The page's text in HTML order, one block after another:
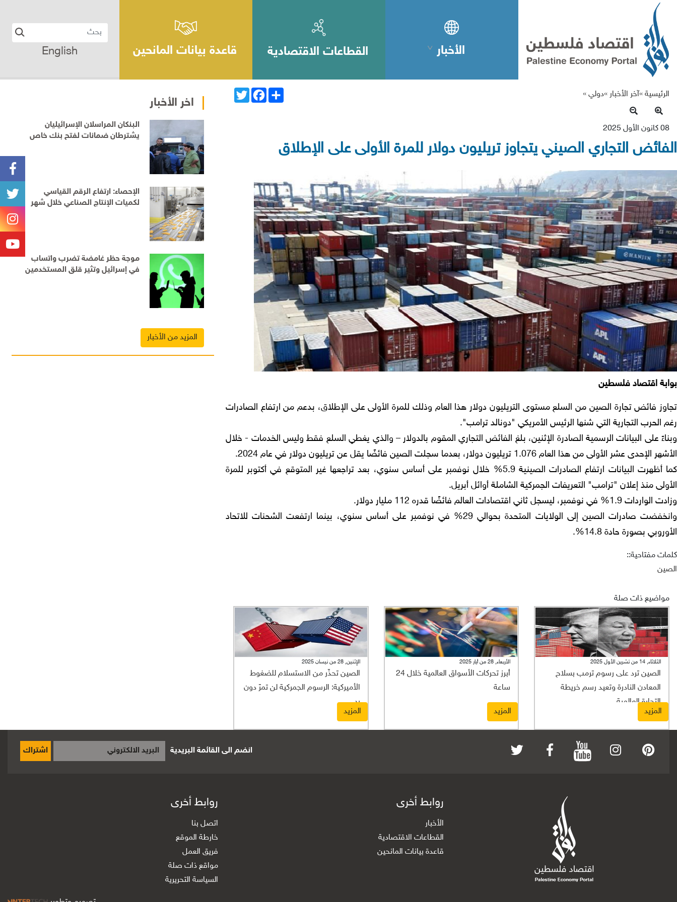
الأخبار القطاعات الاقتصادية قاعدة بيانات المانحين English
الرئيسية »آخر الأخبار »دولي »
Twitter
FacebookShare
08 كانون الأول 2025
الفائض التجاري الصيني يتجاوز تريليون دولار للمرة الأولى على الإطلاق
بوابة اقتصاد فلسطين
تجاوز فائض تجارة الصين من السلع مستوى التريليون دولار هذا العام وذلك للمرة الأولى على الإطلاق، بدعم من ارتفاع الصادرات
رغم الحرب التجارية التي شنها الرئيس الأمريكي "دونالد ترامب".
وبناءً على البيانات الرسمية الصادرة الإثنين، بلغ الفائض التجاري المقوم بالدولار – والذي يغطي السلع فقط وليس الخدمات - خلال
الأشهر الإحدى عشر الأولى من هذا العام 1.076 تريليون دولار، بعدما سجلت الصين فائضًا يقل عن تريليون دولار في عام 2024.
كما أظهرت البيانات ارتفاع الصادرات الصينية 5.9% خلال نوفمبر على أساس سنوي، بعد تراجعها غير المتوقع في أكتوبر للمرة
الأولى منذ إعلان "ترامب" التعريفات الجمركية الشاملة أوائل أبريل.
وزادت الواردات 1.9% في نوفمبر، ليسجل ثاني اقتصادات العالم فائضًا قدره 112 مليار دولار.
وانخفضت صادرات الصين إلى الولايات المتحدة بحوالي 29% في نوفمبر على أساس سنوي، بينما ارتفعت الشحنات للاتحاد
الأوروبي بصورة حادة 14.8%.
كلمات مفتاحية::
الصين
مواضيع ذات صلة
الثلاثاء, 14 من تشرين الأول 2025
الصين ترد على رسوم ترمب بسلاح
المعادن النادرة وتعيد رسم خريطة
التجارة العالمية
المزيد
الأربعاء, 28 من أيار 2025
أبرز تحركات الأسواق العالمية خلال 24
ساعة
المزيد
الإثنين, 28 من نيسان 2025
الصين تحذّر من الاستسلام للضغوط
الأميركية: الرسوم الجمركية لن تمرّ دون
رد
المزيد
اخر الأخبار
البنكان المراسلان الإسرائيليان
يشترطان ضمانات لفتح بنك خاص
الإحصاء: ارتفاع الرقم القياسي
لكميات الإنتاج الصناعي خلال شهر
موجة حظر غامضة تضرب واتساب
في إسرائيل وتثير قلق المستخدمين
المزيد من الأخبار
انضم الى القائمة البريدية اشتراك
روابط أخرى
الأخبار
القطاعات الاقتصادية
قاعدة بيانات المانحين
روابط أخرى
اتصل بنا
خارطة الموقع
فريق العمل
مواقع ذات صلة
السياسة التحريرية